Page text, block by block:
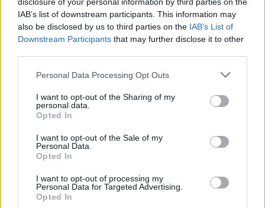
IAB’s list of downstream participants. This information may
also be disclosed by us to third parties on the IAB’s List of
Downstream Participants that may further disclose it to other
Please note that this website/app uses one or more Google
not limited to your visit or usage behaviour. You may click to
grant or deny consent to Google and its third-party tags to
use your data for below specified purposes in below Google
consent section.
Personal Data Processing Opt Outs
I want to opt-out of the Sharing of my
personal data.
Opted In
I want to opt-out of the Sale of my
Personal Data.
Opted In
I want to opt-out of processing my
Personal Data for Targeted Advertising.
Opted In